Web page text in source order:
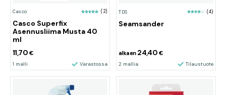
Casco (2)
Casco Superfix
Asennusliima Musta 40
ml
11,70 €
1 malli Varastossa
TDS (4)
Seamsander
alkaen 24,40 €
2 mallia Tilaustuote